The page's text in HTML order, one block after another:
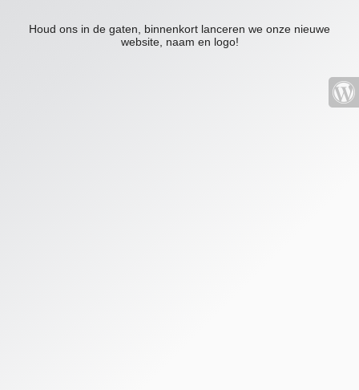
Houd ons in de gaten, binnenkort lanceren we onze nieuwe
website, naam en logo!